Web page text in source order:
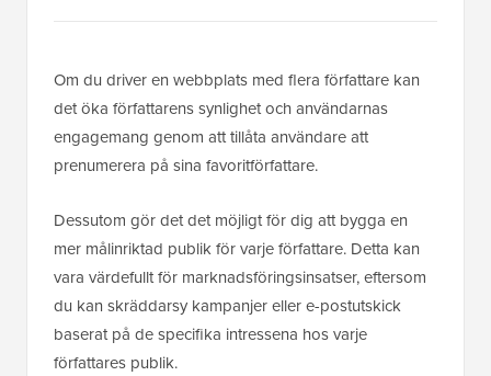
Om du driver en webbplats med flera författare kan
det öka författarens synlighet och användarnas
engagemang genom att tillåta användare att
prenumerera på sina favoritförfattare.
Dessutom gör det det möjligt för dig att bygga en
mer målinriktad publik för varje författare. Detta kan
vara värdefullt för marknadsföringsinsatser, eftersom
du kan skräddarsy kampanjer eller e-postutskick
baserat på de specifika intressena hos varje
författares publik.